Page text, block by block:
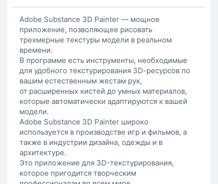
Adobe Substance 3D Painter — мощное
приложение, позволяющее рисовать
трехмерные текстуры модели в реальном
времени.
В программе есть инструменты, необходимые
для удобного текстурирования 3D-pecypcoв по
вашим естественным жестам рук,
от расширенных кистей до умных материалов,
которые автоматически адаптируются к вашей
модели.
Adobe Substance 3D Painter широко
используется в производстве игр и фильмов, а
также в индустрии дизайна, одежды и в
архитектуре.
Это приложение для 3D-текстурирования,
которое пригодится творческим